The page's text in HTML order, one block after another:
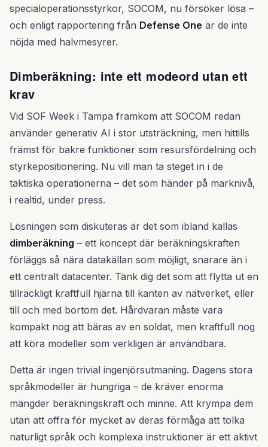
specialoperationsstyrkor, SOCOM, nu försöker lösa –
och enligt rapportering från Defense One är de inte
nöjda med halvmesyrer.
Dimberäkning: inte ett modeord utan ett
krav
Vid SOF Week i Tampa framkom att SOCOM redan
använder generativ AI i stor utsträckning, men hittills
främst för bakre funktioner som resursfördelning och
styrkepositionering. Nu vill man ta steget in i de
taktiska operationerna – det som händer på marknivå,
i realtid, under press.
Lösningen som diskuteras är det som ibland kallas
dimberäkning – ett koncept där beräkningskraften
förläggs så nära datakällan som möjligt, snarare än i
ett centralt datacenter. Tänk dig det som att flytta ut en
tillräckligt kraftfull hjärna till kanten av nätverket, eller
till och med bortom det. Hårdvaran måste vara
kompakt nog att bäras av en soldat, men kraftfull nog
att köra modeller som verkligen är användbara.
Detta är ingen trivial ingenjörsutmaning. Dagens stora
språkmodeller är hungriga – de kräver enorma
mängder beräkningskraft och minne. Att krympa dem
utan att offra för mycket av deras förmåga att tolka
naturligt språk och komplexa instruktioner är ett aktivt